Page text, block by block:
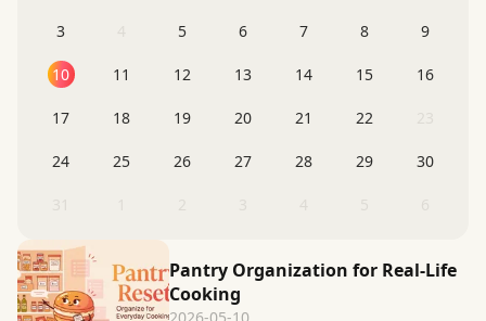
Pantry Organization for Real-Life
Cooking
3 5 6 7 8 9
10 11 12 13 14 15 16
17 18 19 20 21 22
24 25 26 27 28 29 30